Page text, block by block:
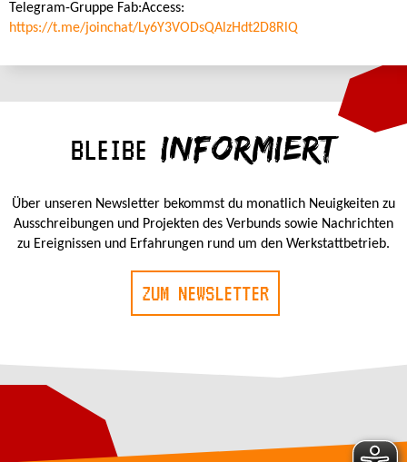
Telegram-Gruppe Fab:Access:
https://t.me/joinchat/Ly6Y3VODsQAlzHdt2D8RlQ
BLEIBE INFORMIERT
Über unseren Newsletter bekommst du monatlich Neuigkeiten zu
Ausschreibungen und Projekten des Verbunds sowie Nachrichten
zu Ereignissen und Erfahrungen rund um den Werkstattbetrieb.
ZUM NEWSLETTER